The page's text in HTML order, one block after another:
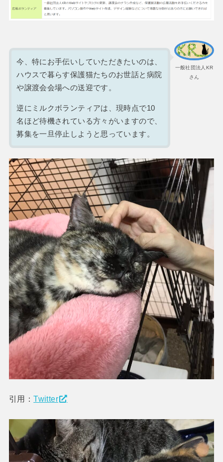
一般社団法人KR
さん
今、特にお手伝いしていただきたいのは、
ハウスで暮らす保護猫たちのお世話と病院
や譲渡会会場への送迎です。
逆にミルクボランティアは、現時点で10
名ほど待機されている方々がいますので、
募集を一旦停止しようと思っています。
引用：Twitter